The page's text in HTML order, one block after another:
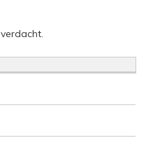
verdacht.